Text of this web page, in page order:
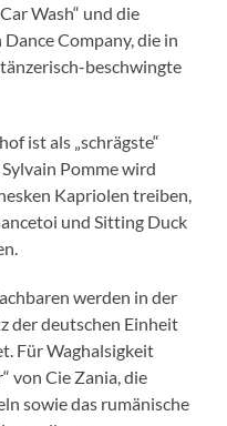
Wash“ und die
Company, die in
tänzerisch-beschwingte
ist als „schrägste“
Pomme wird
Kapriolen treiben,
und Sitting Duck
werden in der
der deutschen Einheit
Für Waghalsigkeit
von Cie Zania, die
sowie das rumänische